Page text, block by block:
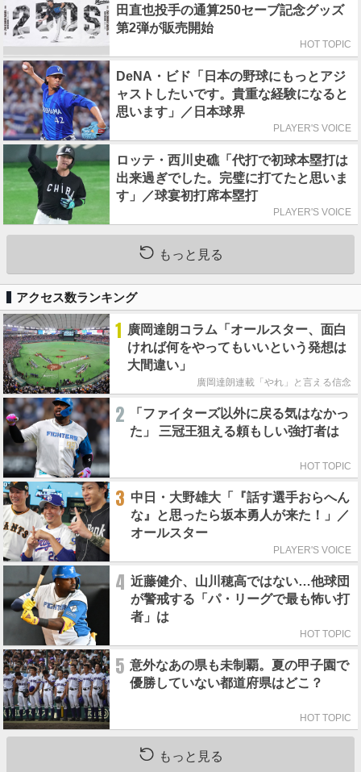
田直也投手の通算250セーブ記念グッズ
第2弾が販売開始
HOT TOPIC
DeNA・ビド「日本の野球にもっとアジ
ャストしたいです。貴重な経験になると
思います」／日本球界
PLAYER'S VOICE
ロッテ・西川史礁「代打で初球本塁打は
出来過ぎでした。完璧に打てたと思いま
す」／球宴初打席本塁打
PLAYER'S VOICE
もっと見る
アクセス数ランキング
1 廣岡達朗コラム「オールスター、面白
ければ何をやってもいいという発想は
大間違い」
廣岡達朗連載「やれ」と言える信念
2
「ファイターズ以外に戻る気はなかっ
た」 三冠王狙える頼もしい強打者は
HOT TOPIC
3 中日・大野雄大「『話す選手おらへん
な』と思ったら坂本勇人が来た！」／
オールスター
PLAYER'S VOICE
4 近藤健介、山川穂高ではない…他球団
が警戒する「パ・リーグで最も怖い打
者」は
HOT TOPIC
5 意外なあの県も未制覇。夏の甲子園で
優勝していない都道府県はどこ？
HOT TOPIC
もっと見る